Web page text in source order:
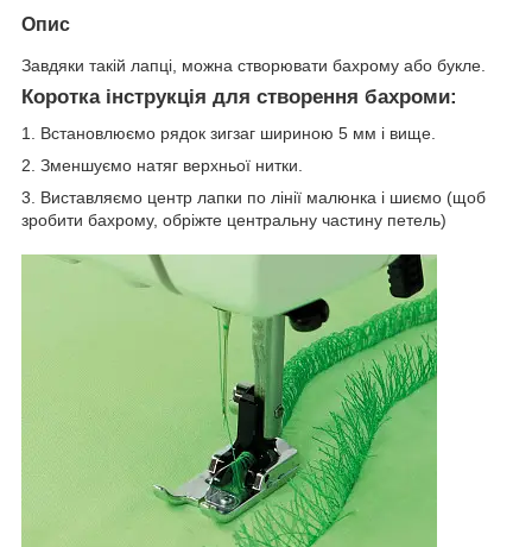
Опис
Завдяки такій лапці, можна створювати бахрому або букле.
Коротка інструкція для створення бахроми:
1. Встановлюємо рядок зигзаг шириною 5 мм і вище.
2. Зменшуємо натяг верхньої нитки.
3. Виставляємо центр лапки по лінії малюнка і шиємо (щоб
зробити бахрому, обріжте центральну частину петель)